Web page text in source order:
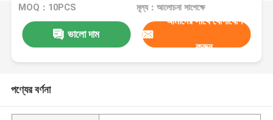
MOQ：10PCS মূল্য：আলোচনা সাপেক্ষে
ভালো দাম
আমাদের সাথে যোগাযোগ
করুন
পণ্যের বর্ণনা